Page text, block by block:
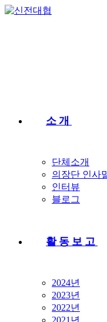
소개
단체소개
의장단 인사
인터뷰
블로그
활동보고
2024년
2023년
2022년
2021년